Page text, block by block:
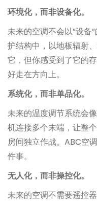
环境化，而非设备化。
未来的空调不会以”设
护结构中，以地板辐射
它，但你感受到了它的
好走在方向上。
系统化，而非单品化。
未来的温度调节系统会
机连接多个末端，让整
房间独立作战。ABC空
件事。
无人化，而非操控化。
未来的空调不需要遥控